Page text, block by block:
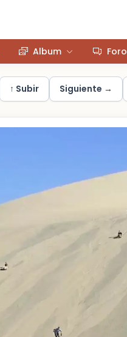
Album Foro
↑ Subir Siguiente →